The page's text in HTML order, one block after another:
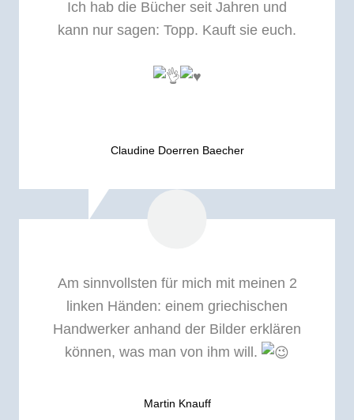
Ich hab die Bücher seit Jahren und
kann nur sagen: Topp. Kauft sie euch.
Claudine Doerren Baecher
Am sinnvollsten für mich mit meinen 2
linken Händen: einem griechischen
Handwerker anhand der Bilder erklären
können, was man von ihm will.
Martin Knauff